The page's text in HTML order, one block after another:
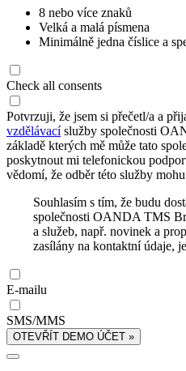
8 nebo více znaků
Velká a malá písmena
Minimálně jedna číslice a
Check all consents
Potvrzuji, že jsem si přečetl/a a
vzdělávacíslužby společnosti
základě kterých mě může tato
poskytnout mi telefonickou
vědomí, že odběr této služby
Souhlasím s tím, že budu
společnosti OANDA TMS
a služeb, např. novinek a
zasílány na kontaktní údaje,
E-mailu
SMS/MMS
OTEVŘÍT DEMO ÚČET »